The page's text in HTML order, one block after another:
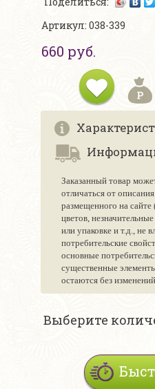
Артикул: 038-339
660 руб.
Заказанный товар
отличаться от
размещенного на
цветов,
или упаковке и т.д., не
потребительские
основные
существенные
остаются без
Выберите